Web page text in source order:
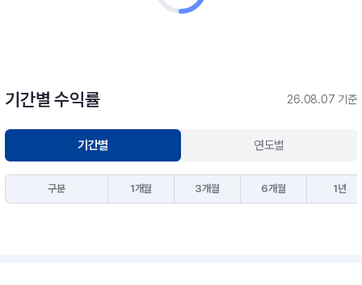
기간별 수익률 26.08.07 기준
기간별 연도별
구분 1개월 3개월 6개월 1년